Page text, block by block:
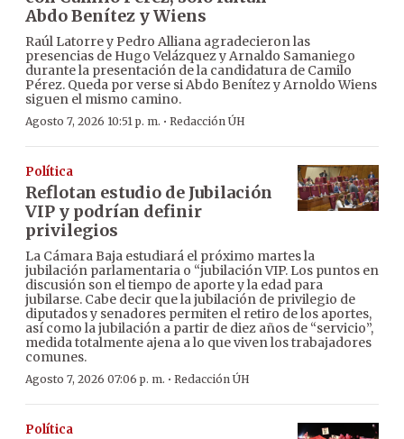
Abdo Benítez y Wiens
Raúl Latorre y Pedro Alliana agradecieron las
presencias de Hugo Velázquez y Arnaldo Samaniego
durante la presentación de la candidatura de Camilo
Pérez. Queda por verse si Abdo Benítez y Arnoldo Wiens
siguen el mismo camino.
Agosto 7, 2026 10:51 p. m. · Redacción ÚH
Política
Reflotan estudio de Jubilación
VIP y podrían definir
privilegios
La Cámara Baja estudiará el próximo martes la
jubilación parlamentaria o “jubilación VIP. Los puntos en
discusión son el tiempo de aporte y la edad para
jubilarse. Cabe decir que la jubilación de privilegio de
diputados y senadores permiten el retiro de los aportes,
así como la jubilación a partir de diez años de “servicio”,
medida totalmente ajena a lo que viven los trabajadores
comunes.
Agosto 7, 2026 07:06 p. m. · Redacción ÚH
Política